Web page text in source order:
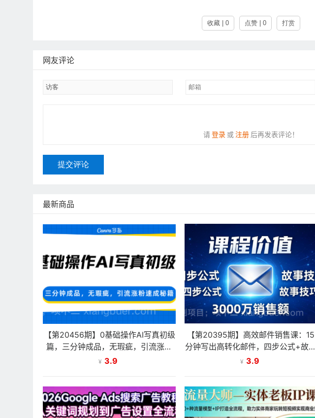
收藏 | 0 点赞 | 0 打赏
网友评论
请 登录 或 注册 后再发表评论！
提交评论
最新商品
【第20456期】0基础操作AI写真初级
篇，三分钟成品，无瑕疵，引流涨粉
速成秘籍
¥ 3.9
【第20395期】高效邮件销售课：15
分钟写出高转化邮件，四步公式+故事
技巧，3000万销售额玩法拆解
¥ 3.9